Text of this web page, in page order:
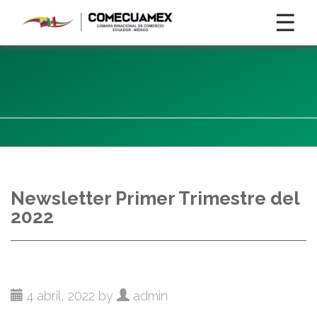
☰
Newsletter Primer Trimestre del
2022
4 abril, 2022 by admin